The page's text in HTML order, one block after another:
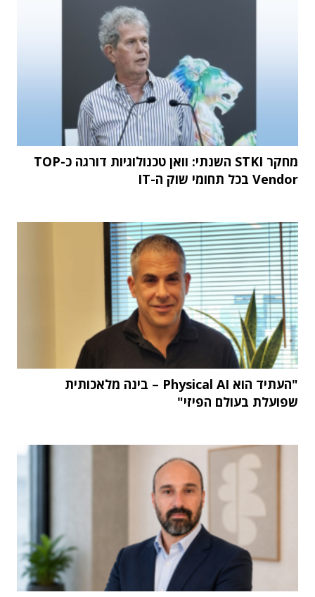
מחקר STKI השנתי: וואן טכנולוגיות דורגה כ-TOP
Vendor בכל תחומי שוק ה-IT
"העתיד הוא Physical AI – בינה מלאכותית
שפועלת בעולם הפיזי"